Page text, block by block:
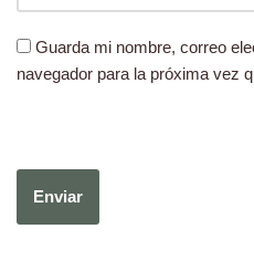
Guarda mi nombre, correo
navegador para la próxima vez